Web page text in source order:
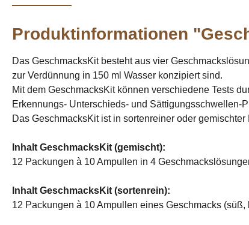
Produktinformationen
Das GeschmacksKit besteht aus vier
zur Verdünnung in 150 ml Wasser konzipiert sind.
Mit dem GeschmacksKit können verschiedene Tests
Erkennungs- Unterschieds- und Sättigungsschwellen-
Das GeschmacksKit ist in sortenreiner oder
Inhalt GeschmacksKit (gemischt):
12 Packungen à 10 Ampullen in 4
Inhalt GeschmacksKit (sortenrein):
12 Packungen à 10 Ampullen eines Geschmacks